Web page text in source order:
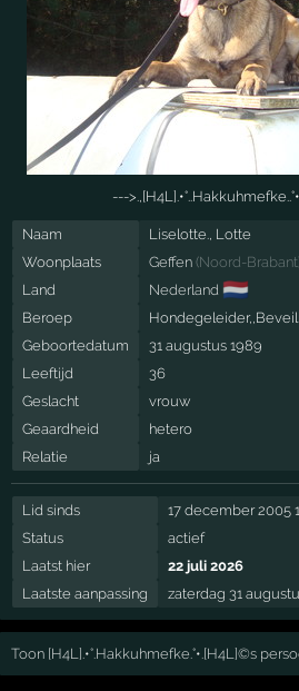
---
Naam
Liselotte., Lotte
Woonplaats
Geffen (Noord-Brabant
Land
Nederland 🇳🇱
Beroep
Geboortedatum
31 augustus 1989
Leeftijd
36
Geslacht
vrouw
Geaardheid
hetero
Relatie
ja
Lid sinds
17 december 2005
Status
actief
Laatst hier
22 juli 2026
Laatste aanpassing
zaterdag 31
Toon [H4L].•°.Hakkuhmefke.°•.[H4L]©s